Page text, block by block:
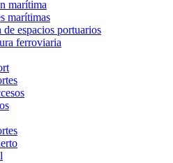
marítima
marítimas
espacios portuarios
ferroviaria